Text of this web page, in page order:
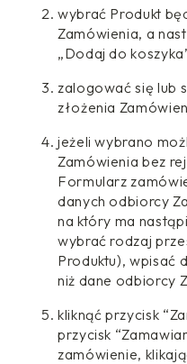
wybrać Produkt
Zamówienia, a
„Dodaj do
zalogować się lub
złożenia
jeżeli wybrano
Zamówienia bez
Formularz
danych odbiorcy
na który ma
wybrać rodzaj
Produktu), wpisać
niż dane odbiorcy
kliknąć przycisk
przycisk
zamówienie,